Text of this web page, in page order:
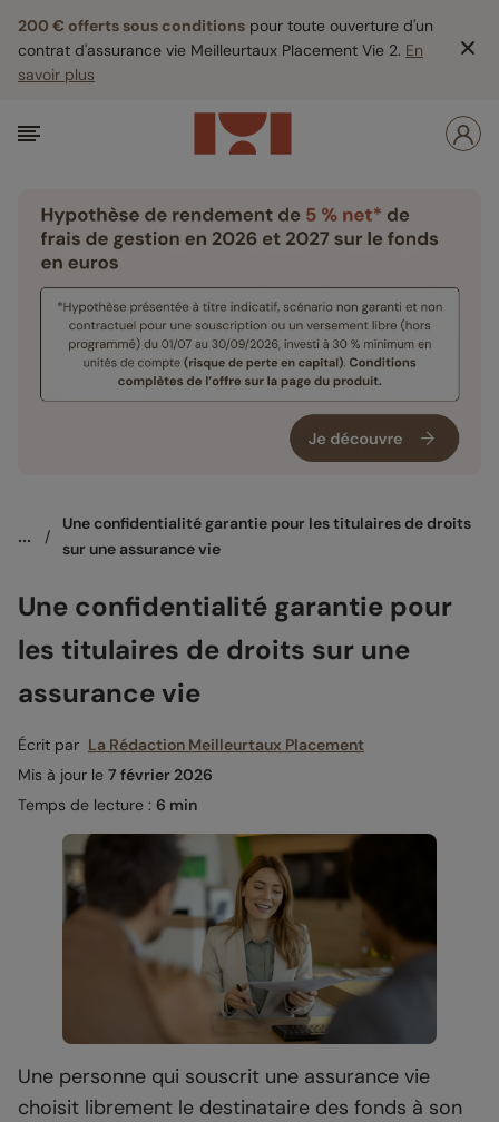
200 € offerts sous conditions pour toute ouverture d'un
contrat d'assurance vie Meilleurtaux Placement Vie 2. En
savoir plus
... /
Une confidentialité garantie pour les titulaires de droits
sur une assurance vie
Une confidentialité garantie pour
les titulaires de droits sur une
assurance vie
Écrit par La Rédaction Meilleurtaux Placement
Mis à jour le 7 février 2026
Temps de lecture : 6 min
Une personne qui souscrit une assurance vie
choisit librement le destinataire des fonds à son